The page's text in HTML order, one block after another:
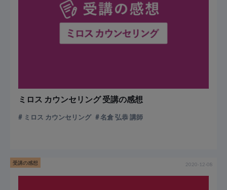
ミロス カウンセリング 受講の感想
ミロス カウンセリング 名倉 弘恭 講師
受講の感想 2020-12-08